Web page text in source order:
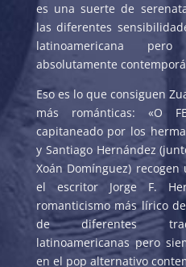
es una suerte de
las diferentes
latinoamericana
absolutamente
Eso es lo que consiguen
más románticas: «O
capitaneado por los
y Santiago Hernández
Xoán Domínguez)
el escritor Jorge F.
romanticismo más lírico
de diferentes
latinoamericanas pero
en el pop alternativo